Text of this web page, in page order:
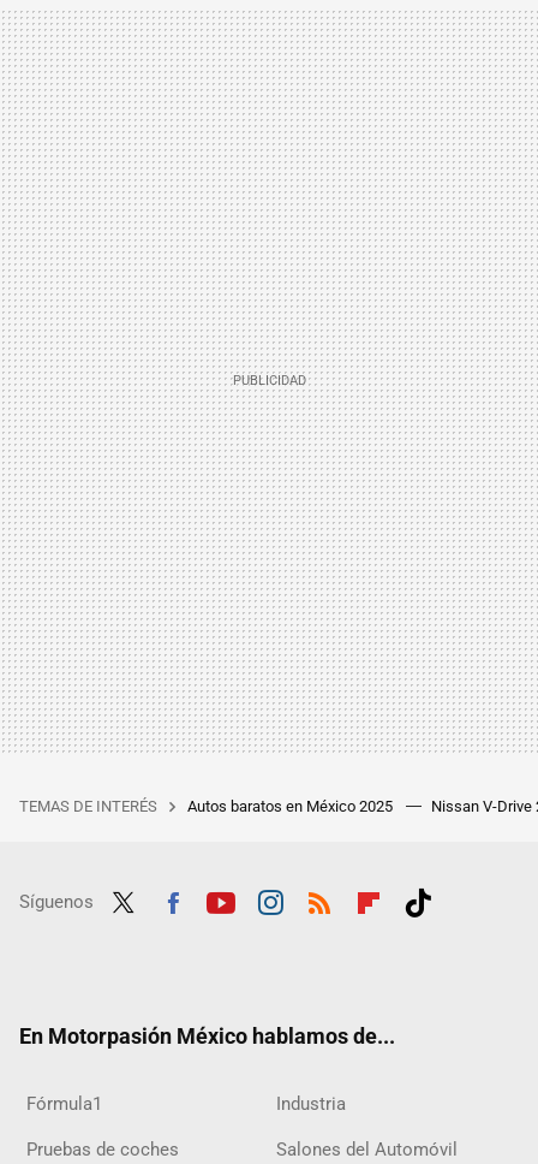
TEMAS DE INTERÉS Autos baratos en México 2025 Nissan V-Drive
Síguenos
En Motorpasión México hablamos de...
Fórmula1 Industria
Pruebas de coches Salones del Automóvil